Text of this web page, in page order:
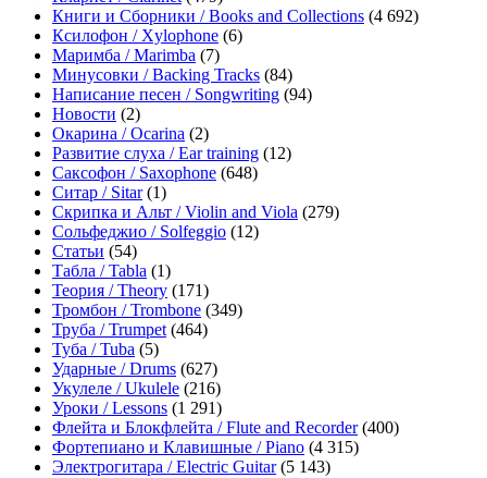
Книги и Сборники / Books and Collections (4 692)
Ксилофон / Xylophone (6)
Маримба / Marimba (7)
Минусовки / Backing Tracks (84)
Написание песен / Songwriting (94)
Новости (2)
Окарина / Ocarina (2)
Развитие слуха / Ear training (12)
Саксофон / Saxophone (648)
Ситар / Sitar(1)
Скрипка и Альт / Violin and Viola (279)
Сольфеджио / Solfeggio (12)
Статьи (54)
Табла / Tabla (1)
Теория / Theory (171)
Тромбон / Trombone (349)
Труба / Trumpet (464)
Туба / Tuba (5)
Ударные / Drums (627)
Укулеле / Ukulele (216)
Уроки / Lessons (1 291)
Флейта и Блокфлейта / Flute and Recorder(400)
Фортепиано и Клавишные / Piano (4 315)
Электрогитара / Electric Guitar(5 143)